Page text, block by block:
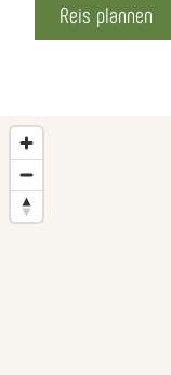
Reis plannen